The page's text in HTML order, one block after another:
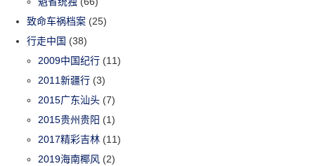
致命车祸档案 (25)
行走中国 (38)
2009中国纪行 (11)
2011新疆行 (3)
2015广东汕头 (7)
2015贵州贵阳 (1)
2017精彩吉林 (11)
2019海南椰风 (2)